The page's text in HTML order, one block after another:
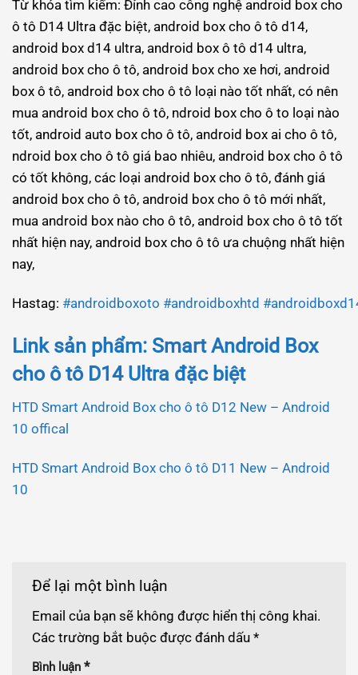
Từ khóa tìm kiếm: Đỉnh cao công nghệ android box cho
ô tô D14 Ultra đặc biệt, android box cho ô tô d14,
android box d14 ultra, android box ô tô d14 ultra,
android box cho ô tô, android box cho xe hơi, android
box ô tô, android box cho ô tô loại nào tốt nhất, có nên
mua android box cho ô tô, ndroid box cho ô to loại nào
tốt, android auto box cho ô tô, android box ai cho ô tô,
ndroid box cho ô tô giá bao nhiêu, android box cho ô tô
có tốt không, các loại android box cho ô tô, đánh giá
android box cho ô tô, android box cho ô tô mới nhất,
mua android box nào cho ô tô, android box cho ô tô tốt
nhất hiện nay, android box cho ô tô ưa chuộng nhất hiện
nay,
Hastag: #androidboxoto #androidboxhtd
Link sản phẩm: Smart Android Box
cho ô tô D14 Ultra đặc biệt
HTD Smart Android Box cho ô tô D12 New – Android
10 offical
HTD Smart Android Box cho ô tô D11 New – Android
10
Để lại một bình luận
Email của bạn sẽ không được hiển thị công khai.
Các trường bắt buộc được đánh dấu *
Bình luận *